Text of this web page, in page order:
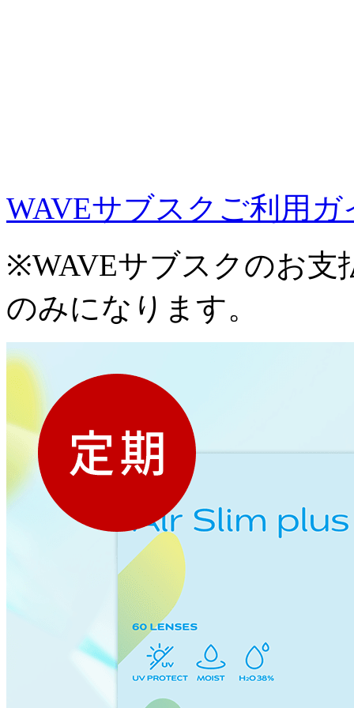
WAVEサブスクご利用ガ
※WAVEサブスクのお支
のみになります。